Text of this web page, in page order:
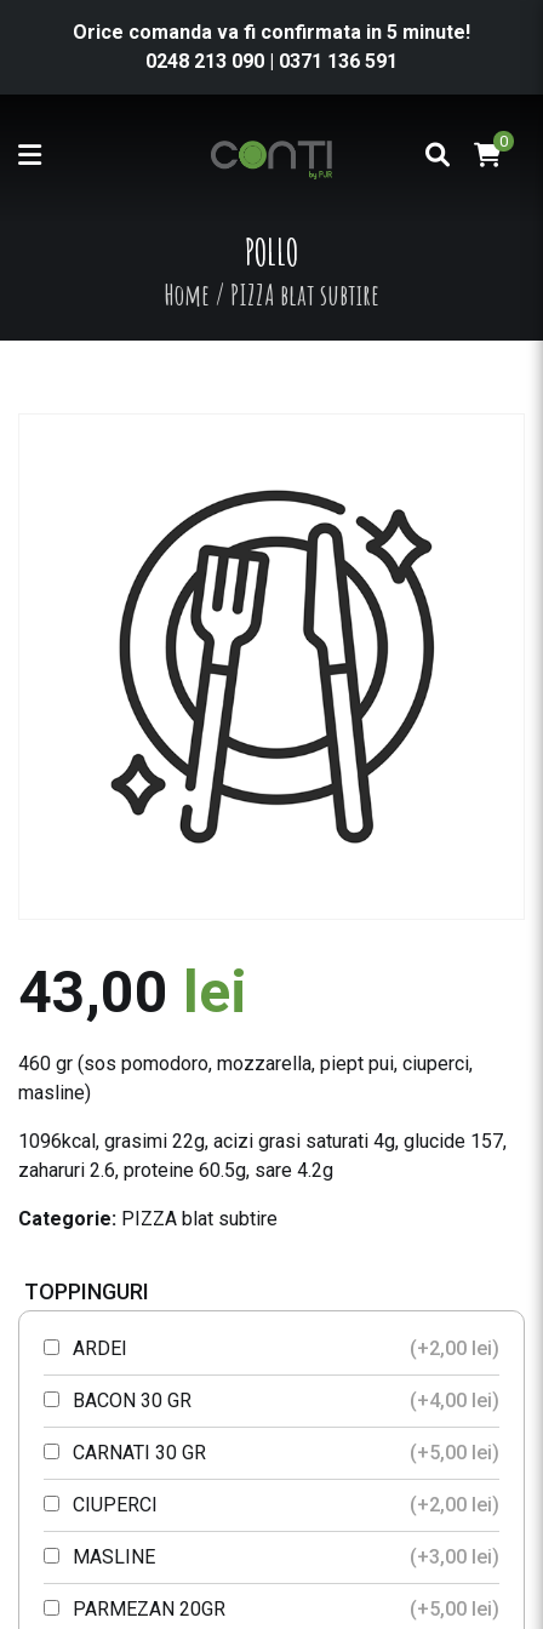
Orice comanda va fi confirmata in 5 minute!
0248 213 090 | 0371 136 591
0
POLLO
Home / PIZZA blat subtire
43,00 lei
460 gr (sos pomodoro, mozzarella, piept pui, ciuperci,
masline)
1096kcal, grasimi 22g, acizi grasi saturati 4g, glucide 157,
zaharuri 2.6, proteine 60.5g, sare 4.2g
Categorie: PIZZA blat subtire
TOPPINGURI
ARDEI (+2,00 lei)
BACON 30 GR (+4,00 lei)
CARNATI 30 GR (+5,00 lei)
CIUPERCI (+2,00 lei)
MASLINE (+3,00 lei)
PARMEZAN 20GR (+5,00 lei)